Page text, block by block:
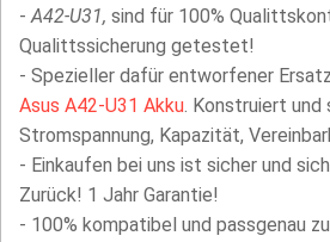
-A42-U31, sind für 100%
Qualittssicherung getestet!
- Spezieller dafür entworfener
Asus A42-U31 Akku. Konstruiert
Stromspannung, Kapazität,
- Einkaufen bei uns ist sicher und
Zurück! 1 Jahr Garantie!
- 100% kompatibel und passgenau